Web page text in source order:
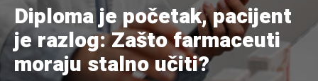
Diploma je početak, pacijent
je razlog: Zašto farmaceuti
moraju stalno učiti?